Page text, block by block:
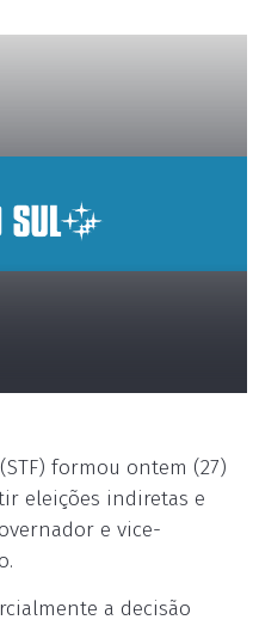
formou ontem (27)
eleições indiretas e
e vice-
a decisão